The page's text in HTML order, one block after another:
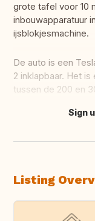
grote tafel voor 10
inbouwapparatuur
ijsblokjesmachine.
De auto is een
2 inklapbaar. Het
tussen de 200 en
Translate this
Sign
Listing